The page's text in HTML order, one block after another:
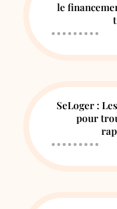
le
SeLoger :
pour